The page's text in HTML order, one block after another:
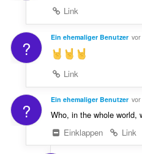
Link
? Ein ehemaliger Benutzer
Link
? Ein ehemaliger Benutzer
Who, in the whole world,
Einklappen
Link